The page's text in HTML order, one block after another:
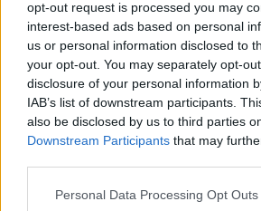
opt-out request is processed you may
interest-based ads based on personal
us or personal information disclosed to
your opt-out. You may separately opt-
disclosure of your personal information
IAB’s list of downstream participants.
also be disclosed by us to third parties
Downstream Participants that may
Personal Data Processing Opt Outs
“In Logitech, azienda tech per
eterogenei con una forte presenza
dipendenti e a politiche di Diversity &
davvero elevata in Azienda, anche prima
Ilaria Orlando, Senior Marketing
Collaboration. “Nell’ultimo anno sono
collaborazione attraverso la giusta